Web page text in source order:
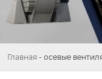
Главная - осевые